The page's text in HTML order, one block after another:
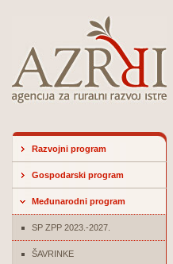
Razvojni program
Gospodarski program
Međunarodni program
SP ZPP 2023.-2027.
ŠAVRINKE